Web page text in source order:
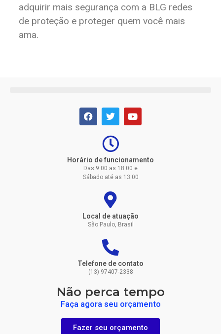
adquirir mais segurança com a BLG redes
de proteção e proteger quem você mais
ama.
Horário de funcionamento
Das 9:00 as 18:00 e
Sábado até as 13:00
Local de atuação
São Paulo, Brasil
Telefone de contato
(13) 97407-2338
Não perca tempo
Faça agora seu orçamento
Fazer seu orçamento